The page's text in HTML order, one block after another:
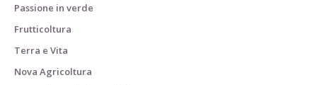
Passione in verde
Frutticoltura
Terra e Vita
Nova Agricoltura